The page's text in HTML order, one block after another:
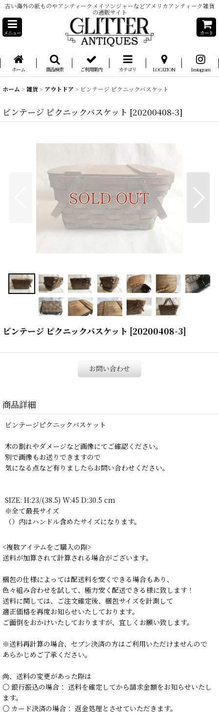
古い海外の紙ものやアンティークメイソンジャーなどアメリカアンティーク雑貨
の通販サイト
メニュー カート
ホーム 商品検索 ご利用案内 カテゴリ LOCATION Instagram
ホーム > 雑貨> アウトドア > ビンテージ ピクニックバスケット
ビンテージ ピクニックバスケット [20200408-3]
ビンテージ ピクニックバスケット [20200408-3]
お問い合わせ
商品詳細
ビンテージピクニックバスケット
木の割れやダメージなど画像にてご確認ください。
別で画像もお送りできますので
気になる点など有りましたらお問い合わせください。
SIZE: H:23/(38.5) W:45 D:30.5 cm
※全て最長サイズ
（）内はハンドル含めたサイズになります。
<複数アイテムをご購入の際>
送料が加算されて計算される場合がございます。
梱包の仕様によっては配送料を安くできる場合もあり、
色々組み合わせを試して、極力安く配送できる様に致します！
送料に関しては、ご注文確定後、梱包サイズを計測して
適正価格を再度お知らせいたしております。
ご面倒をおかけいたしておりますが、宜しくお願い致します。
※送料再計算の場合、セブン決済の方はご利用いただけませんので
あらかじめご了承ください。
尚、送料の変更があった際は
○ 銀行振込の場合： 送料を確定してから請求金額をお知らせいたし
ます。
○ カード決済の場合： 返金処理とさせていただきます。